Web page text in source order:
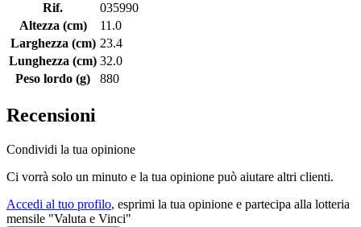
Rif.
035990
Altezza (cm)
11.0
Larghezza (cm) 23.4
Lunghezza (cm) 32.0
Peso lordo (g)
880
Recensioni
Condividi la tua opinione
Ci vorrà solo un minuto e la tua opinione può aiutare altri clienti.
Accedi al tuo profilo, esprimi la tua opinione e partecipa alla lotteria
mensile "Valuta e Vinci"